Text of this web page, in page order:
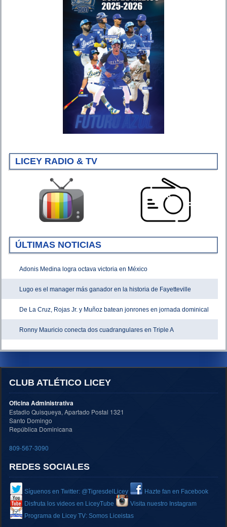
LICEY RADIO & TV
ÚLTIMAS NOTICIAS
Adonis Medina logra octava victoria en México
Lugo es el manager más ganador en la historia de Fayetteville
De La Cruz, Rojas Jr. y Muñoz batean jonrones en jornada dominical
Ronny Mauricio conecta dos cuadrangulares en Triple A
CLUB ATLÉTICO LICEY
Oficina Administrativa
Estadio Quisqueya, Apartado Postal 1321
Santo Domingo
República Dominicana
809-567-3090
REDES SOCIALES
Síguenos en Twitter: @TigresdelLicey
Hazte fan en Facebook
Disfruta los videos en LiceyTube
Visita nuestro Instagram
Programa de Licey TV: Somos Liceistas